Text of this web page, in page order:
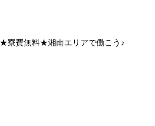
★寮費無料★湘南エリアで働こう♪